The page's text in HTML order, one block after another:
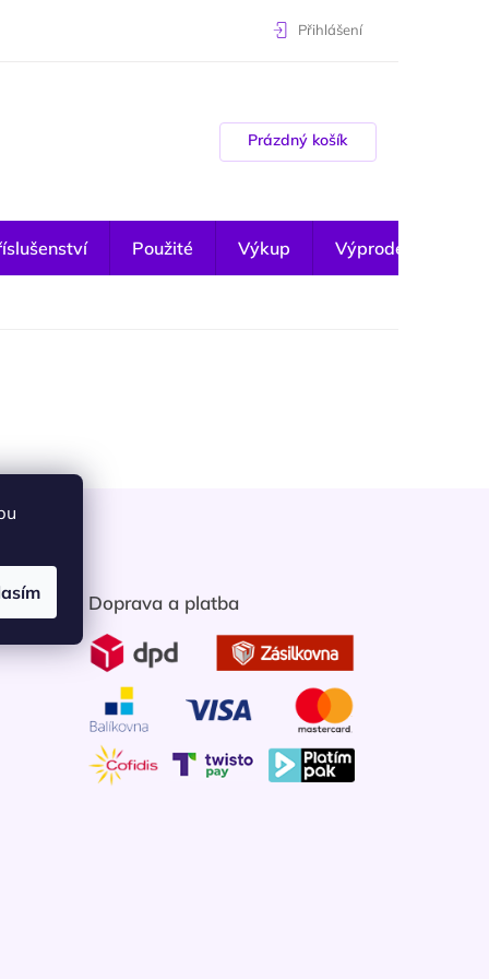
Přihlášení
Nákupní košík
Prázdný košík
Výprodej
Použité Výkup
Doprava a platba